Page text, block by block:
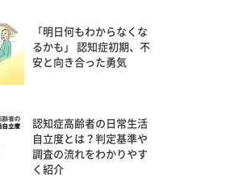
「明日何もわからなくな
るかも」 認知症初期、不
安と向き合った勇気
認知症高齢者の日常生活
自立度とは？判定基準や
調査の流れをわかりやす
く紹介